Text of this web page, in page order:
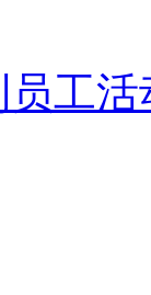
员工活